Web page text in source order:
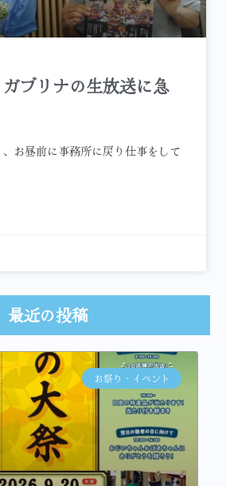
ブリナの生放送に急
お昼前に事務所に戻り仕事をして
最近の投稿
お祭り・イベント